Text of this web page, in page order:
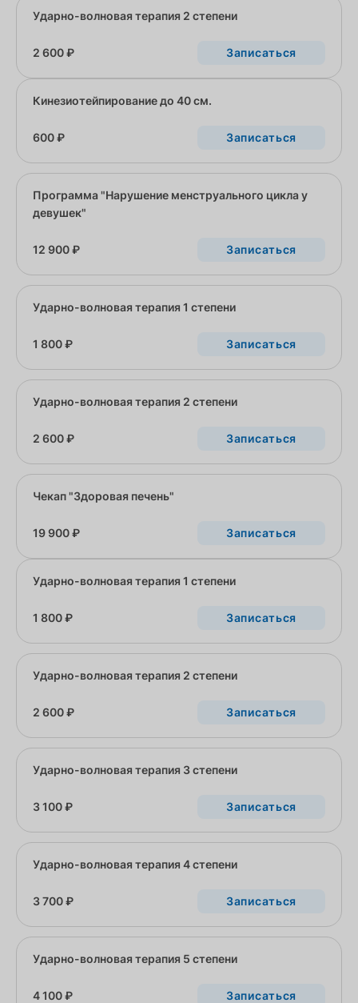
Ударно-волновая терапия 2 степени
2 600 ₽ Записаться
Кинезиотейпирование до 40 см.
600 ₽ Записаться
Программа "Нарушение менструального цикла у
девушек"
12 900 ₽ Записаться
Ударно-волновая терапия 1 степени
1 800 ₽ Записаться
Ударно-волновая терапия 2 степени
2 600 ₽ Записаться
Чекап "Здоровая печень"
19 900 ₽ Записаться
Ударно-волновая терапия 1 степени
1 800 ₽ Записаться
Ударно-волновая терапия 2 степени
2 600 ₽ Записаться
Ударно-волновая терапия 3 степени
3 100 ₽ Записаться
Ударно-волновая терапия 4 степени
3 700 ₽ Записаться
Ударно-волновая терапия 5 степени
4 100 ₽ Записаться